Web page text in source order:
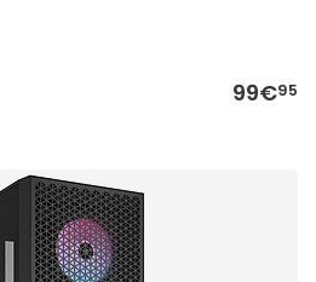
99€95